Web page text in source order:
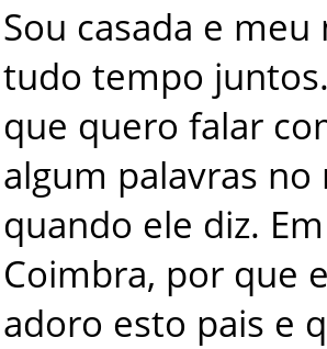
Sou casada e meu
tudo tempo juntos
que quero falar
algum palavras no
quando ele diz. Em
Coimbra, por que
adoro esto pais e